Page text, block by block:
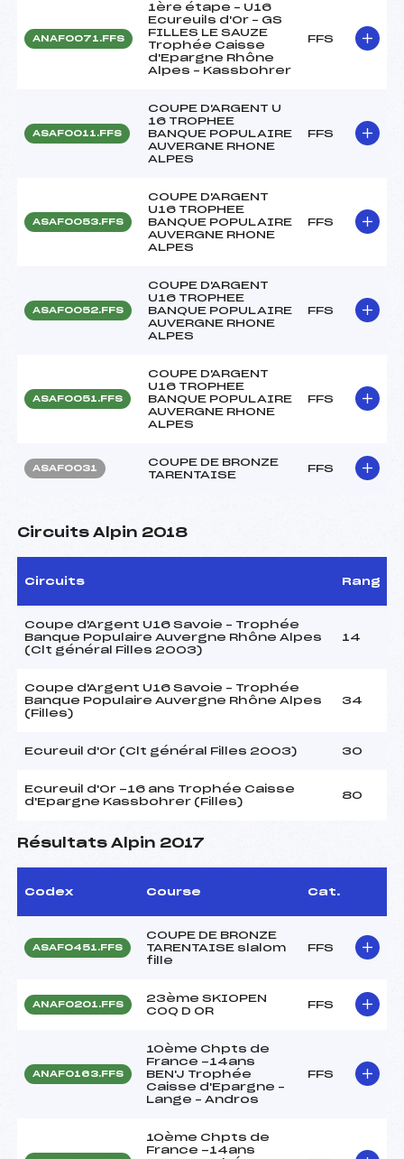
ANAF0071.FFS
1ère étape – U16
Ecureuils d'Or – GS
FILLES LE SAUZE
Trophée Caisse
d'Epargne Rhône
Alpes – Kassbohrer
FFS
ASAF0011.FFS
COUPE D'ARGENT U
16 TROPHEE
BANQUE POPULAIRE
AUVERGNE RHONE
ALPES
FFS
ASAF0053.FFS
COUPE D'ARGENT
U16 TROPHEE
BANQUE POPULAIRE
AUVERGNE RHONE
ALPES
FFS
ASAF0052.FFS
COUPE D'ARGENT
U16 TROPHEE
BANQUE POPULAIRE
AUVERGNE RHONE
ALPES
FFS
ASAF0051.FFS
COUPE D'ARGENT
U16 TROPHEE
BANQUE POPULAIRE
AUVERGNE RHONE
ALPES
FFS
ASAF0031
COUPE DE BRONZE
TARENTAISE
FFS
Circuits Alpin 2018
Circuits Rang
Coupe d'Argent U16 Savoie – Trophée
Banque Populaire Auvergne Rhône Alpes
(Clt général Filles 2003)
14
Coupe d'Argent U16 Savoie – Trophée
Banque Populaire Auvergne Rhône Alpes
(Filles)
34
Ecureuil d'Or (Clt général Filles 2003) 30
Ecureuil d'Or -16 ans Trophée Caisse
d'Epargne Kassbohrer (Filles)
80
Résultats Alpin 2017
Codex Course Cat.
ASAF0451.FFS
COUPE DE BRONZE
TARENTAISE slalom
fille
FFS
ANAF0201.FFS
23ème SKIOPEN
COQ D OR
FFS
ANAF0163.FFS
10ème Chpts de
France -14ans
BEN'J Trophée
Caisse d'Epargne –
Lange – Andros
FFS
10ème Chpts de
France -14ans